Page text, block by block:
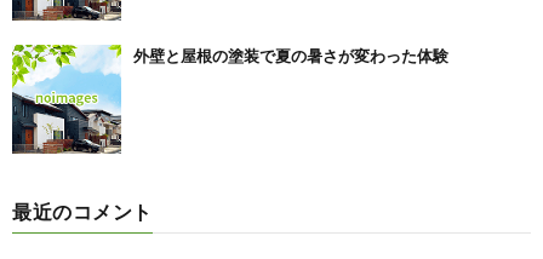
外壁と屋根の塗装で夏の暑さが変わった体験
最近のコメント